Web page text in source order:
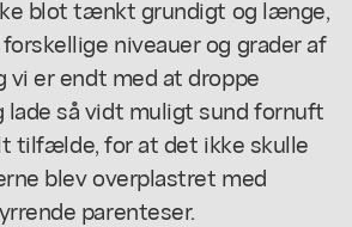
blot tænkt grundigt og længe,
niveauer og grader af
vi er endt med at droppe
lade så vidt muligt sund fornuft
tilfælde, for at det ikke skulle
blev overplastret med
parenteser.